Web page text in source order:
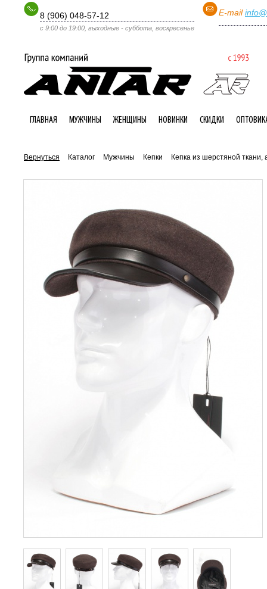
8 (906) 048-57-12
с 9:00 до 19:00, выходные - суббота, воскресенье
E-mail
ГЛАВНАЯ МУЖЧИНЫ ЖЕНЩИНЫ НОВИНКИ СКИДКИ
Вернуться Каталог Мужчины Кепки Кепка из шерстяной ткани,